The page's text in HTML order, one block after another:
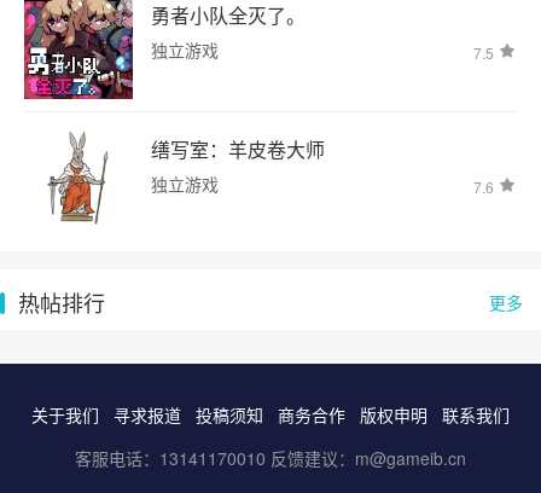
勇者小队全灭了。
独立游戏 7.5
缮写室：羊皮卷大师
独立游戏 7.6
更多
热帖排行
关于我们 寻求报道 投稿须知 商务合作 版权申明
联系我们
客服电话：13141170010 反馈建议：m@gameib.cn